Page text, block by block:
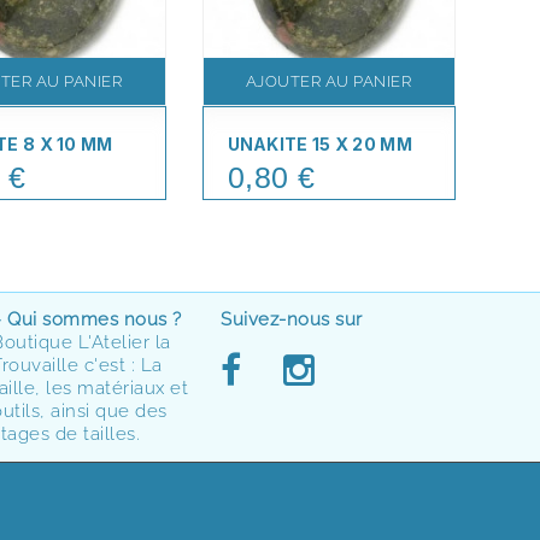
AU PANIER
8 X 10 MM
€
AJOUTER AU PANIER
UNAKITE 15 X 20 MM
Price
0,80 €
Qui sommes nous ?
L'Atelier la
c'est : La
les matériaux et
ainsi que des
de tailles.
Suivez-nous sur